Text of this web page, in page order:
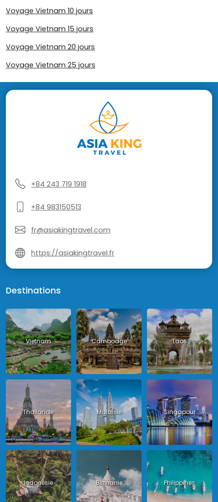
Voyage Vietnam 10 jours
Voyage Vietnam 15 jours
Voyage Vietnam 20 jours
Voyage Vietnam 25 jours
+84 243 719 1918
+84 983150513
fr@asiakingtravel.com
https://asiakingtravel.fr
Destinations
Vietnam Cambodge Laos
Thailande Malaisie Singapour
Indonésie Birmanie Philippines